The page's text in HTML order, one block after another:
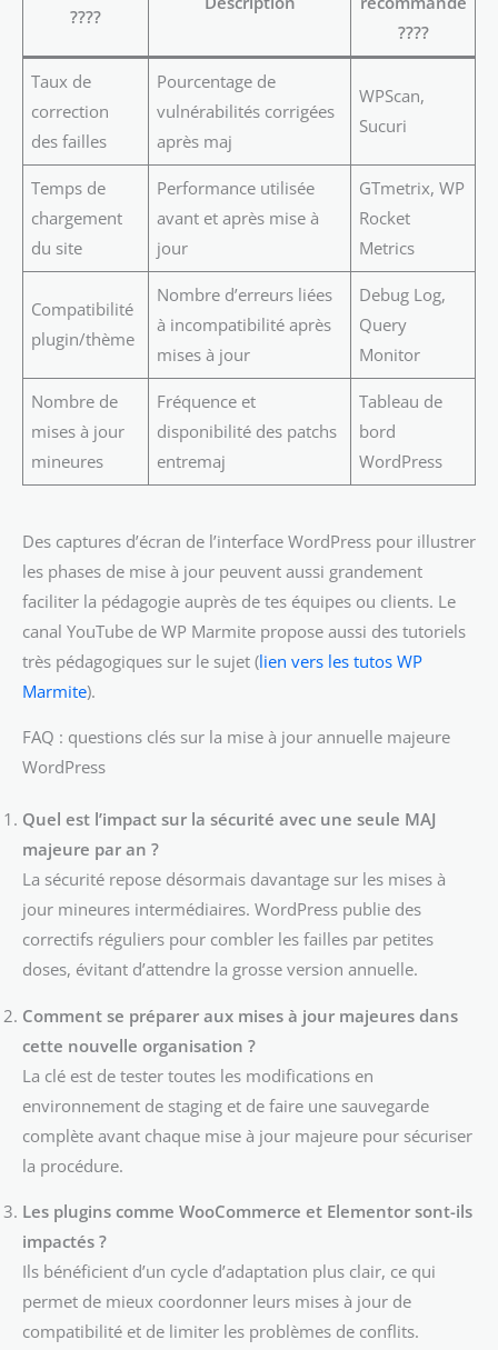
????
????
Taux de
correction
des failles
Pourcentage de
vulnérabilités corrigées
après maj
WPScan,
Sucuri
Temps de
chargement
du site
Performance utilisée
avant et après mise à
jour
GTmetrix, WP
Rocket
Metrics
Compatibilité
plugin/thème
Nombre d’erreurs liées
à incompatibilité après
mises à jour
Debug Log,
Query
Monitor
Nombre de
mises à jour
mineures
Fréquence et
disponibilité des patchs
entremaj
Tableau de
bord
WordPress
Des captures d’écran de l’interface WordPress pour illustrer
les phases de mise à jour peuvent aussi grandement
faciliter la pédagogie auprès de tes équipes ou clients. Le
canal YouTube de WP Marmite propose aussi des tutoriels
très pédagogiques sur le sujet (lien vers les tutos WP
Marmite).
FAQ : questions clés sur la mise à jour annuelle majeure
WordPress
Quel est l’impact sur la sécurité avec une seule MAJ
majeure par an ?
La sécurité repose désormais davantage sur les mises à
jour mineures intermédiaires. WordPress publie des
correctifs réguliers pour combler les failles par petites
doses, évitant d’attendre la grosse version annuelle.
Comment se préparer aux mises à jour majeures dans
cette nouvelle organisation ?
La clé est de tester toutes les modifications en
environnement de staging et de faire une sauvegarde
complète avant chaque mise à jour majeure pour sécuriser
la procédure.
Les plugins comme WooCommerce et Elementor sont-ils
impactés ?
Ils bénéficient d’un cycle d’adaptation plus clair, ce qui
permet de mieux coordonner leurs mises à jour de
compatibilité et de limiter les problèmes de conflits.